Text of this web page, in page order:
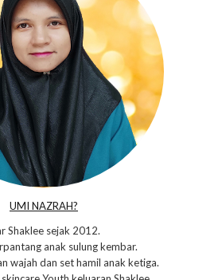
UMI NAZRAH?
Shaklee sejak 2012.
anak sulung kembar.
wajah dan set hamil anak ketiga.